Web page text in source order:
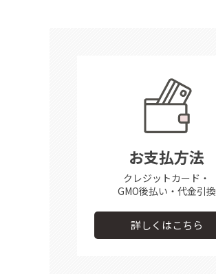
お支払方法
クレジットカード・
GMO後払い・代金引換
詳しくはこちら